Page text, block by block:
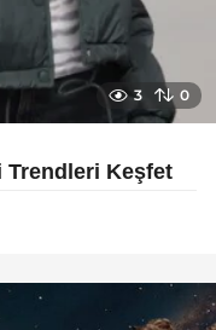
3 0
Trendleri Keşfet